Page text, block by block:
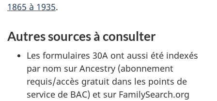
1865 à 1935.
Autres sources à consulter
Les formulaires 30A ont aussi été indexés
par nom sur Ancestry (abonnement
requis/accès gratuit dans les points de
service de BAC) et sur FamilySearch.org